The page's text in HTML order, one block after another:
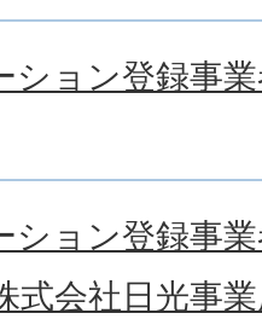
ション登録事
ション登録事
式会社日光事